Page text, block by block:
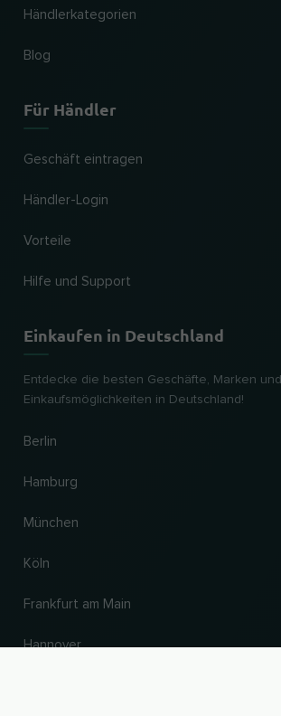
Händlerkategorien
Blog
Für Händler
Geschäft eintragen
Händler-Login
Vorteile
Hilfe und Support
Einkaufen in Deutschland
Entdecke die besten Geschäfte, Marken und
Einkaufsmöglichkeiten in Deutschland!
Berlin
Hamburg
München
Köln
Frankfurt am Main
Hannover